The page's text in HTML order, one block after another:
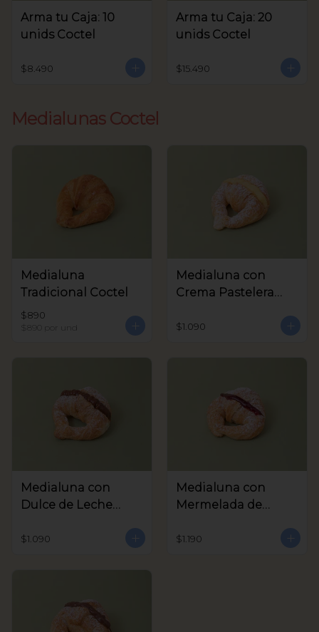
Arma tu Caja: 10
unids Coctel
$8.490
Arma tu Caja: 20
unids Coctel
$15.490
Medialunas Coctel
Medialuna
Tradicional Coctel
$890
$890 por und
Medialuna con
Crema Pastelera
$1.090
Medialuna con
Dulce de Leche
$1.090
Medialuna con
Mermelada de
$1.190